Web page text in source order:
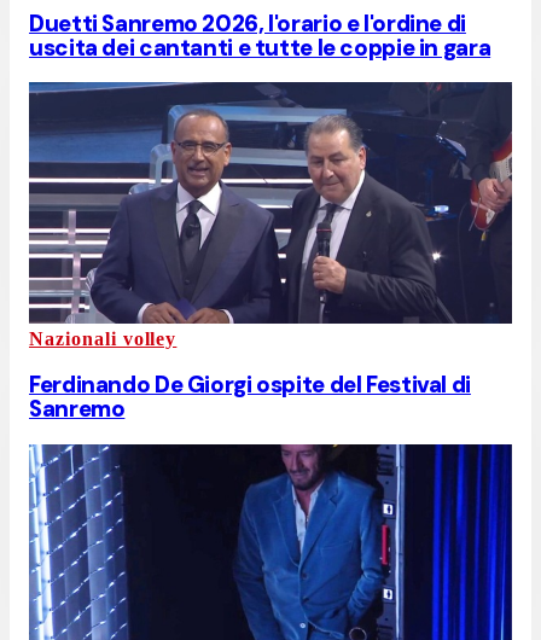
Duetti Sanremo 2026, l'orario e l'ordine di
uscita dei cantanti e tutte le coppie in gara
Nazionali volley
Ferdinando De Giorgi ospite del Festival di
Sanremo